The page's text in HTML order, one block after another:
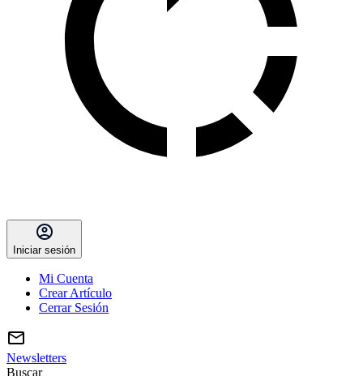
Iniciar sesión
Mi Cuenta
Crear Artículo
Cerrar Sesión
Newsletters
Buscar